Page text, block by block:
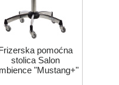
Frizerska pomoćna
stolica Salon
"Mustang+"